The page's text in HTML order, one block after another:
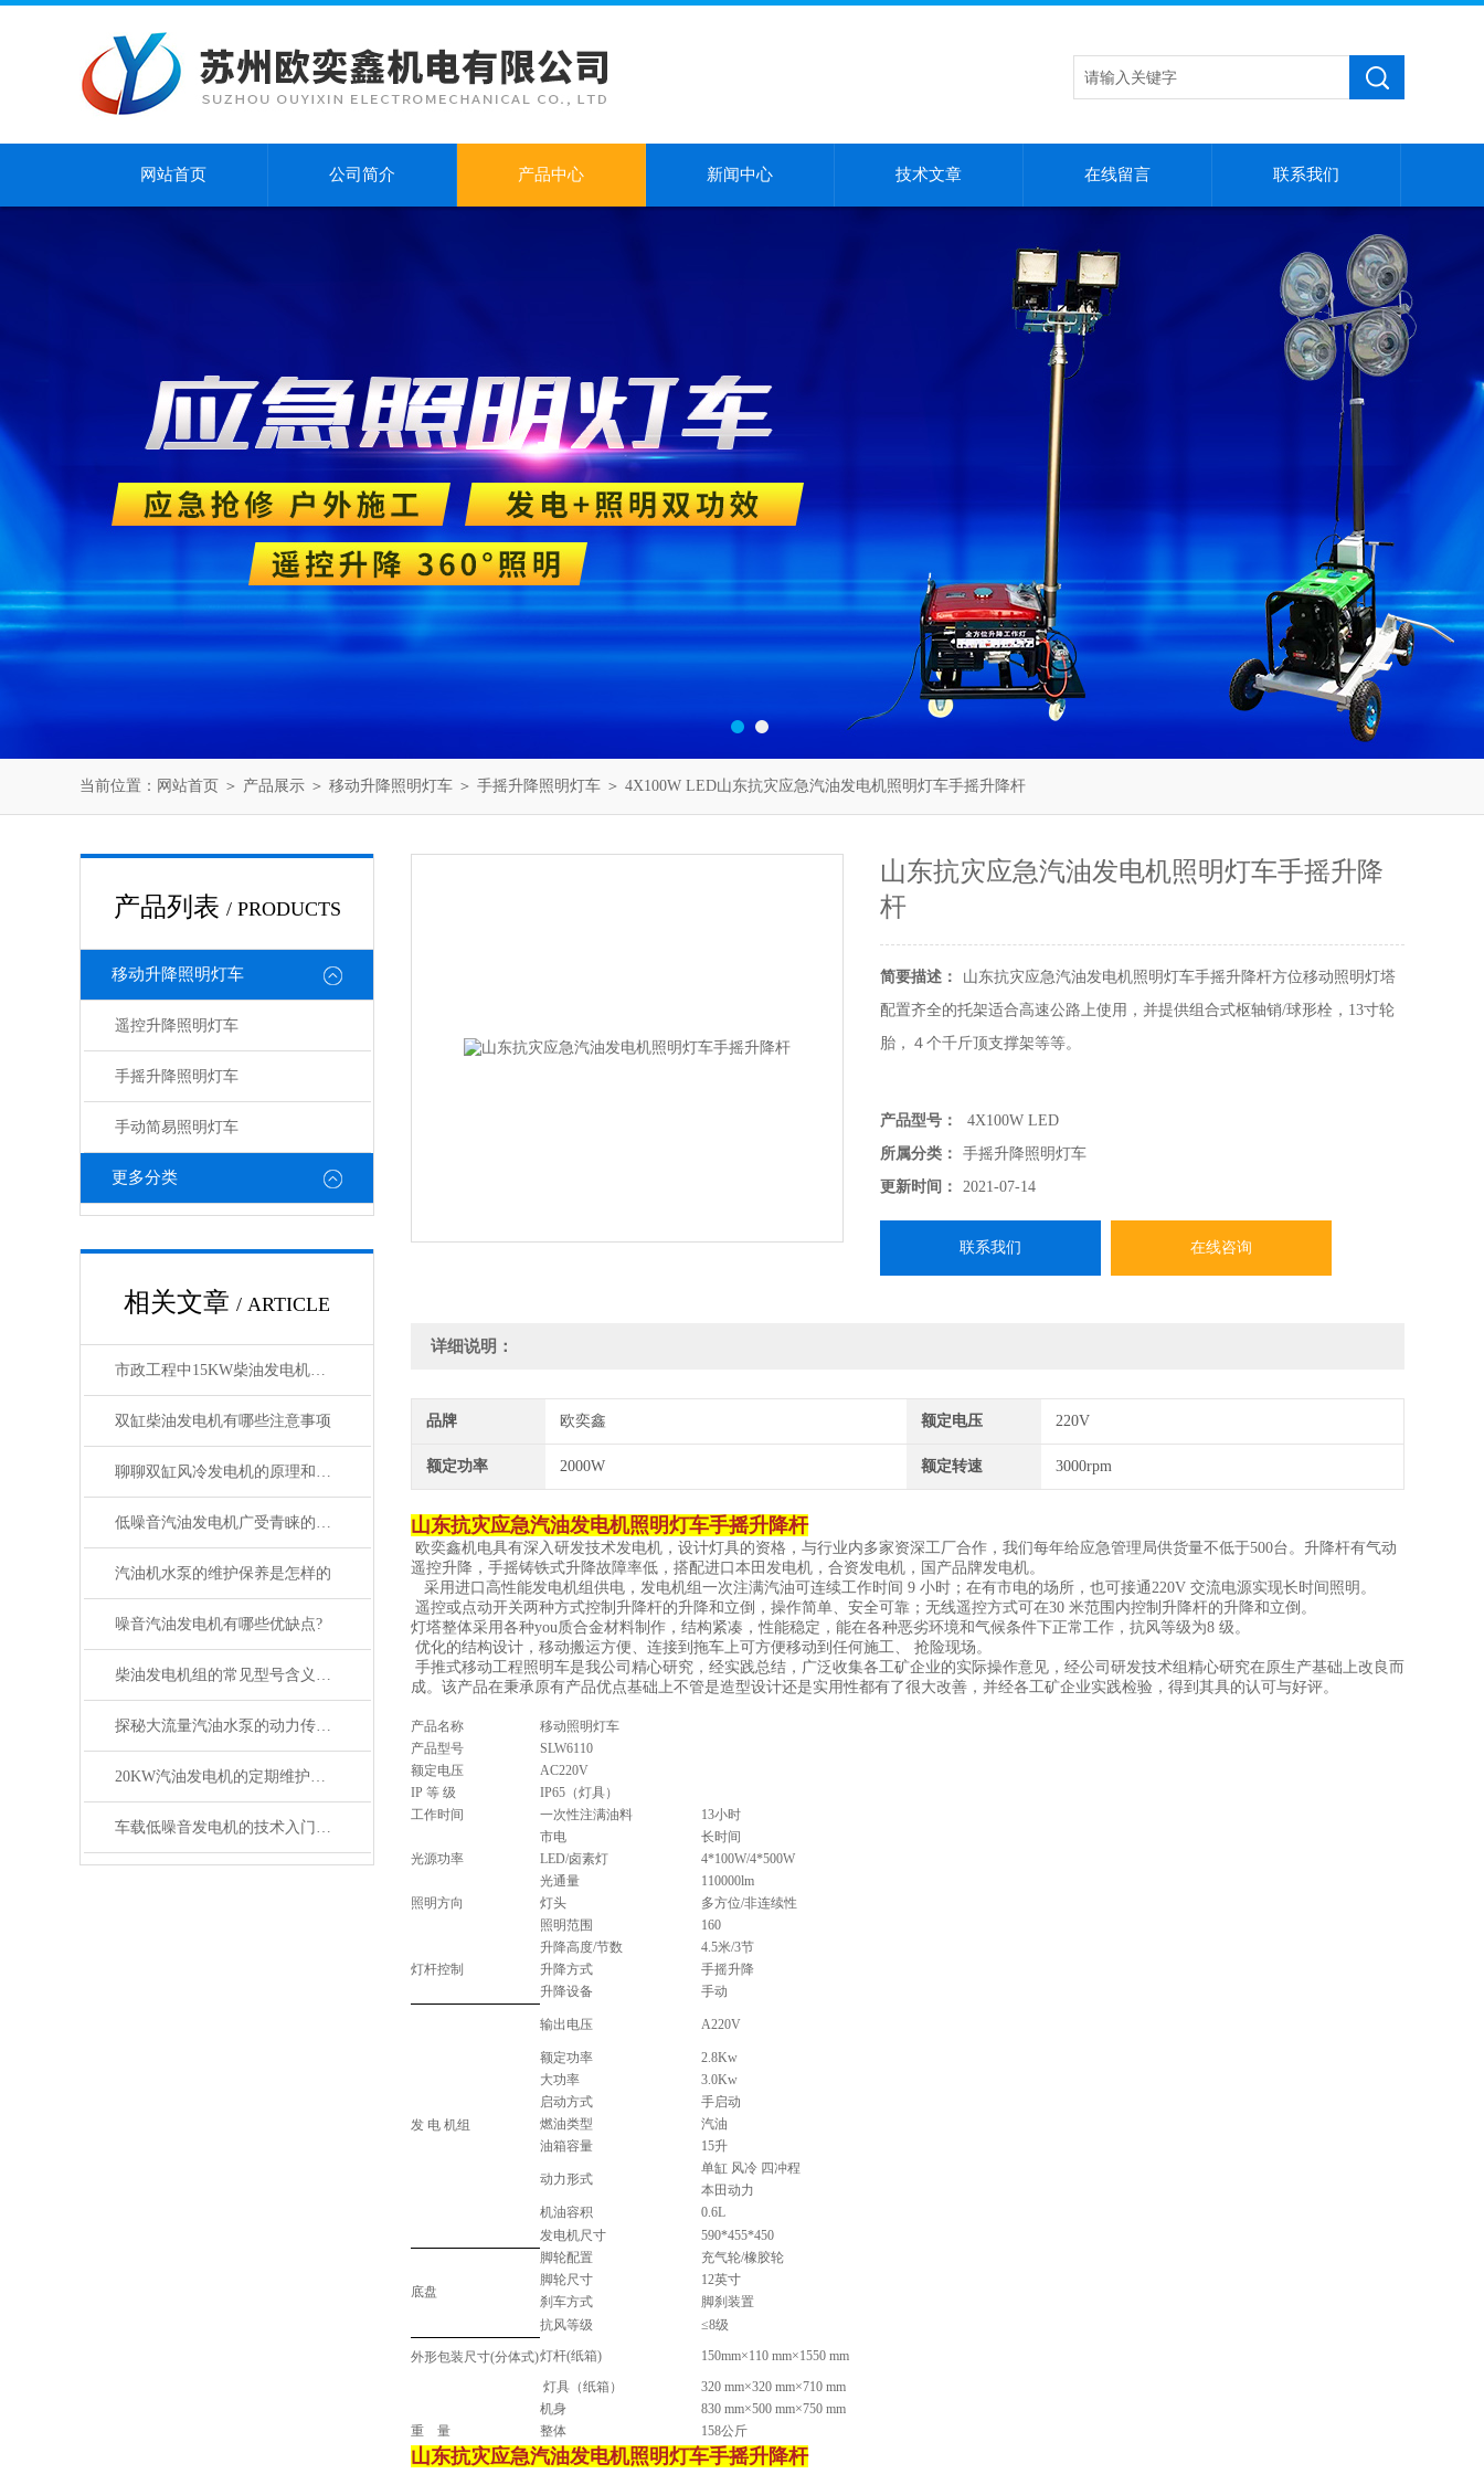
网站首页 公司简介 产品中心 新闻中心 技术文章 在线留言 联系我们
当前位置： 网站首页 ＞ 产品展示 ＞ 移动升降照明灯车 ＞ 手摇升降照明灯车 ＞ 4X100W LED山东抗灾应急汽油发电机照明灯车手摇升降杆
产品列表 / PRODUCTS
移动升降照明灯车
遥控升降照明灯车
手摇升降照明灯车
手动简易照明灯车
更多分类
相关文章 / ARTICLE
市政工程中15KW柴油发电机的重要作用
双缸柴油发电机有哪些注意事项
聊聊双缸风冷发电机的原理和选购
低噪音汽油发电机广受青睐的原因
汽油机水泵的维护保养是怎样的
噪音汽油发电机有哪些优缺点?
柴油发电机组的常见型号含义普及
探秘大流量汽油水泵的动力传输奥秘
20KW汽油发电机的定期维护可减少不必要的损失
车载低噪音发电机的技术入门者须知
山东抗灾应急汽油发电机照明灯车手摇升降
杆
简要描述：
山东抗灾应急汽油发电机照明灯车手摇升降杆方位移动照明灯塔
配置齐全的托架适合高速公路上使用，并提供组合式枢轴销/球形栓，13寸轮
胎，４个千斤顶支撑架等等。
产品型号：
4X100W LED
所属分类：
手摇升降照明灯车
更新时间：
2021-07-14
联系我们 在线咨询
详细说明：
品牌 欧奕鑫 额定电压 220V
额定功率 2000W 额定转速 3000rpm
山东抗灾应急汽油发电机照明灯车手摇升降杆
欧奕鑫机电具有深入研发技术发电机，设计灯具的资格，与行业内多家资深工厂合作，我们每年给应急管理局供货量不低于500台。升降杆有气动
遥控升降，手摇铸铁式升降故障率低，搭配进口本田发电机，合资发电机，国产品牌发电机。
采用进口高性能发电机组供电，发电机组一次注满汽油可连续工作时间 9 小时；在有市电的场所，也可接通220V 交流电源实现长时间照明。
遥控或点动开关两种方式控制升降杆的升降和立倒，操作简单、安全可靠；无线遥控方式可在30 米范围内控制升降杆的升降和立倒。
灯塔整体采用各种you质合金材料制作，结构紧凑，性能稳定，能在各种恶劣环境和气候条件下正常工作，抗风等级为8 级。
优化的结构设计，移动搬运方便、连接到拖车上可方便移动到任何施工、 抢险现场。
手推式移动工程照明车是我公司精心研究，经实践总结，广泛收集各工矿企业的实际操作意见，经公司研发技术组精心研究在原生产基础上改良而
成。该产品在秉承原有产品优点基础上不管是造型设计还是实用性都有了很大改善，并经各工矿企业实践检验，得到其具的认可与好评。
产品名称 移动照明灯车
产品型号
SLW6110
额定电压
AC220V
IP 等 级
IP65（灯具）
工作时间
一次性注满油料 13小时
市电
长时间
光源功率
LED/卤素灯 4*100W/4*500W
光通量
110000lm
照明方向
灯头
多方位/非连续性
照明范围
160
灯杆控制
升降高度/节数 4.5米/3节
升降方式
手摇升降
升降设备
手动
发 电 机组
输出电压 A220V
额定功率
2.8Kw
大功率
3.0Kw
启动方式
手启动
燃油类型
汽油
油箱容量
15升
动力形式
单缸 风冷 四冲程
本田动力
机油容积
0.6L
发电机尺寸
590*455*450
底盘
脚轮配置
充气轮/橡胶轮
脚轮尺寸
12英寸
刹车方式
脚刹装置
抗风等级
≤8级
外形包装尺寸(分体式)灯杆(纸箱)
150mm×110 mm×1550 mm
灯具（纸箱）
320 mm×320 mm×710 mm
机身
830 mm×500 mm×750 mm
重 量
整体 158公斤
山东抗灾应急汽油发电机照明灯车手摇升降杆